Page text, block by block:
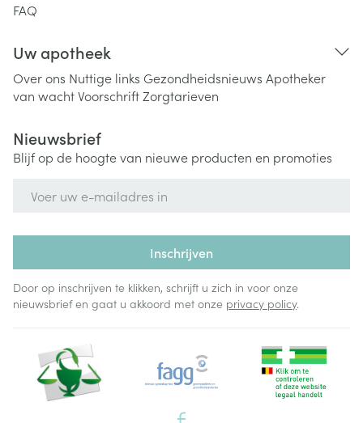
FAQ
Uw apotheek
Over ons Nuttige links Gezondheidsnieuws Apotheker
van wachtVoorschriftZorgtarieven
Nieuwsbrief
Blijf op de hoogte van nieuwe producten en promoties
Inschrijven
Door op inschrijven te klikken, schrijft u zich in voor onze
nieuwsbrief en gaat u akkoord met onze privacy policy.